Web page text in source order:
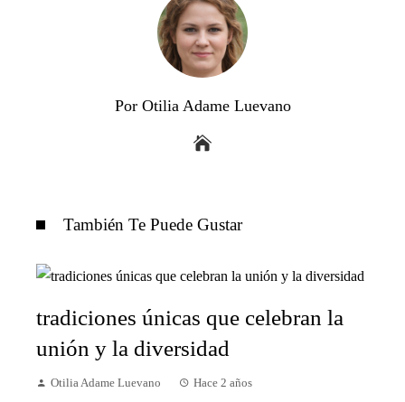
Por Otilia Adame Luevano
También Te Puede Gustar
tradiciones únicas que celebran la
unión y la diversidad
Otilia Adame Luevano Hace 2 años